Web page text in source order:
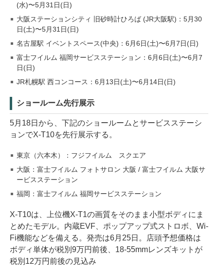
(水)〜5月31日(日)
大阪ステーションシティ 旧砂時計ひろば (JR大阪駅)：5月30
日(土)〜5月31日(日)
名古屋駅 イベントスペース(中央)：6月6日(土)〜6月7日(日)
富士フイルム 福岡サービスステーション：6月6日(土)〜6月7
日(日)
JR札幌駅 西コンコース：6月13日(土)〜6月14日(日)
ショールーム先行展示
5月18日から、下記のショールームとサービスステーシ
ョンでX-T10を先行展示する。
東京（六本木）：フジフイルム スクエア
大阪：富士フイルム フォトサロン 大阪 / 富士フイルム 大阪サ
ービスステーション
福岡：富士フイルム 福岡サービスステーション
X-T10は、上位機X-T1の画質をそのまま小型ボディにま
とめたモデル。内蔵EVF、ポップアップ式ストロボ、Wi-
Fi機能などを備える。発売は6月25日。店頭予想価格は
ボディ単体が税別9万円前後、18-55mmレンズキットが
税別12万円前後の見込み